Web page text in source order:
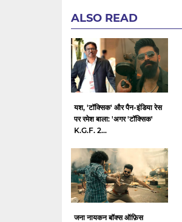
ALSO READ
यश, 'टॉक्सिक' और पैन-इंडिया रेस
पर रमेश बाला: 'अगर 'टॉक्सिक'
K.G.F. 2...
जना नायकन बॉक्स ऑफ़िस